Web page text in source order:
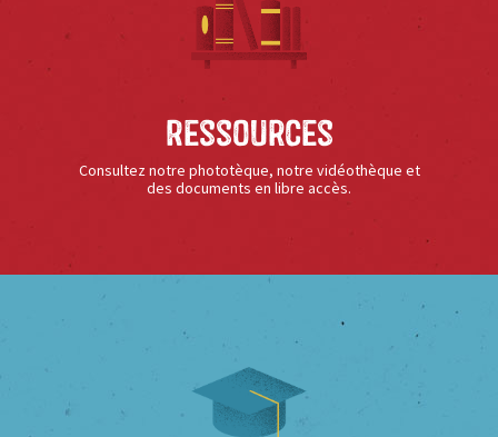
Ressources
Consultez notre phototèque, notre vidéothèque et
des documents en libre accès.